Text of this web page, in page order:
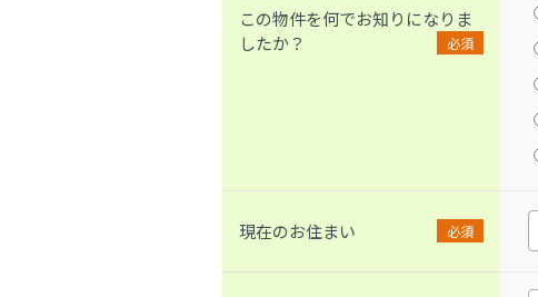
この物件を何でお知りになりま
したか？
必須
現在のお住まい 必須